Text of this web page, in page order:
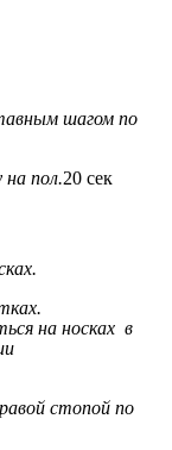
шагом по
пол.20 сек
на носках в
стопой по